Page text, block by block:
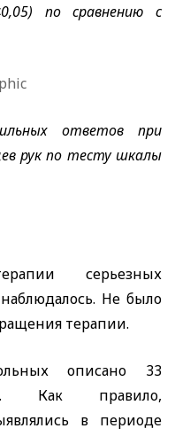
по сравнению с
ответов при
рук по тесту шкалы
серьезных
Не было
терапии.
описано 33
Как правило,
в периоде